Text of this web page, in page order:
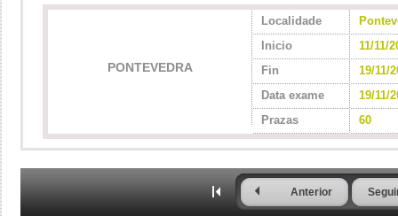
PONTEVEDRA
Localidade
Inicio
11/11/
Fin
19/11/
Data exame
19/11/
Prazas
60
Anterior